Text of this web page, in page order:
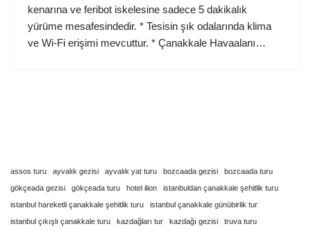
kenarına ve feribot iskelesine sadece 5 dakikalık
yürüme mesafesindedir. * Tesisin şık odalarında klima
ve Wi-Fi erişimi mevcuttur. * Çanakkale Havaalanı…
assos turu ayvalık gezisi ayvalık yat turu bozcaada gezisi
bozcaada turu
gökçeada gezisi
gökçeada turu hotel ilion
istanbuldan çanakkale şehitlik turu
istanbul hareketli çanakkale şehitlik turu
istanbul çanakkale günübirlik tur
istanbul çıkışlı çanakkale turu
kazdağları tur kazdağı gezisi
truva turu